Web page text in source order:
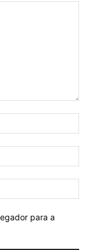
para a